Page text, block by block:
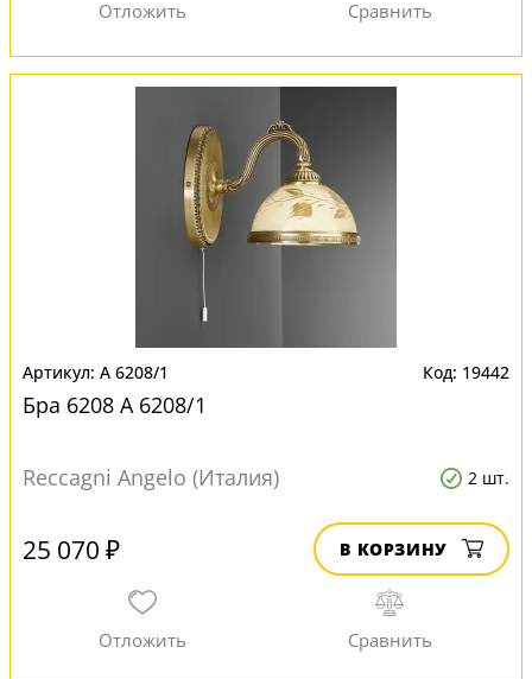
A 6208/1 19442
Бра 6208 A 6208/1
Reccagni Angelo (Италия) 2 шт.
25 070 ₽ В КОРЗИНУ